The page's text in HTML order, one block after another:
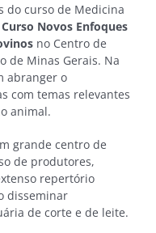
do curso de Medicina
Novos Enfoques
no Centro de
de Minas Gerais. Na
abranger o
com temas relevantes
animal.
grande centro de
de produtores,
repertório
disseminar
de corte e de leite.